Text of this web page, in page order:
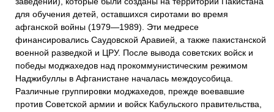
для обучения детей, оставшихся сиротами во время
афганской войны (1979—1989). Эти медресе
финансировались Саудовской Аравией, а также пакистанской
военной разведкой и ЦРУ. После вывода советских войск и
победы моджахедов над прокоммунистическим режимом
Наджибуллы в Афганистане началась междоусобица.
Различные группировки моджахедов, прежде воевавшие
против Советской армии и войск Кабульского правительства,